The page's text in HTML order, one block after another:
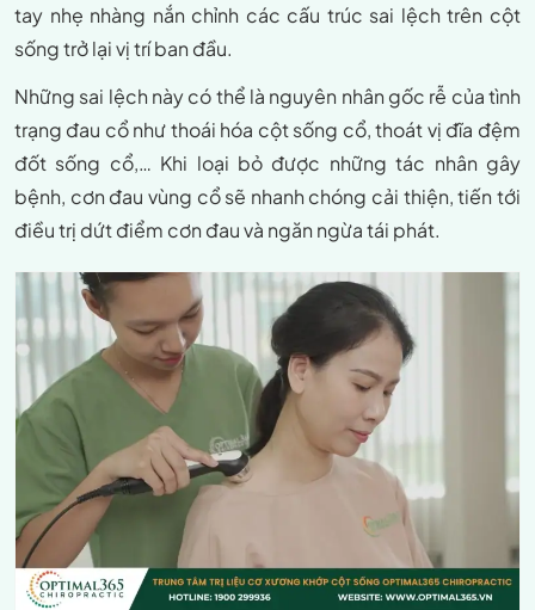
tay nhẹ nhàng nắn chỉnh các cấu trúc sai lệch trên cột
sống trở lại vị trí ban đầu.
Những sai lệch này có thể là nguyên nhân gốc rễ của tình
trạng đau cổ như thoái hóa cột sống cổ, thoát vị đĩa đệm
đốt sống cổ,… Khi loại bỏ được những tác nhân gây
bệnh, cơn đau vùng cổ sẽ nhanh chóng cải thiện, tiến tới
điều trị dứt điểm cơn đau và ngăn ngừa tái phát.